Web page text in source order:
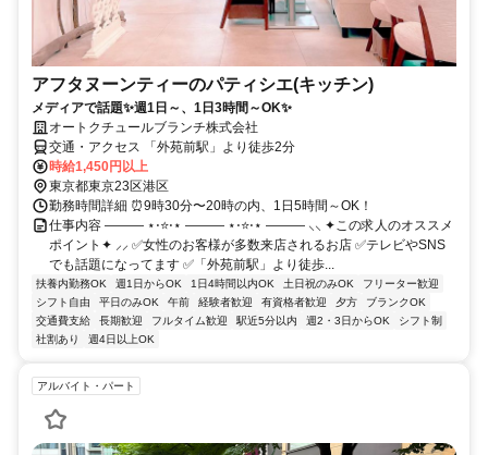
アフタヌーンティーのパティシエ(キッチン)
メディアで話題✨週1日～、1日3時間～OK✨
オートクチュールブランチ株式会社
交通・アクセス 「外苑前駅」より徒歩2分
時給1,450円以上
東京都東京23区港区
勤務時間詳細 ⏰9時30分〜20時の内、1日5時間～OK！
仕事内容 ――― ⋆⋅⭐⋅⋆ ――― ⋆⋅⭐⋅⋆ ――― ⸜⸜ ✦この求人のオススメ
ポイント✦ ⸝⸝ ✅女性のお客様が多数来店されるお店 ✅テレビやSNS
でも話題になってます ✅「外苑前駅」より徒歩...
扶養内勤務OK 週1日からOK 1日4時間以内OK 土日祝のみOK
フリーター歓迎
シフト自由
平日のみOK 午前 経験者歓迎 有資格者歓迎 夕方
ブランクOK
交通費支給
長期歓迎 フルタイム歓迎 駅近5分以内 週2・3日からOK
シフト制
社割あり
週4日以上OK
アルバイト・パート